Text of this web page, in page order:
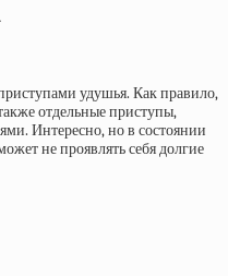
удушья. Как правило,
отдельные приступы,
Интересно, но в состоянии
не проявлять себя долгие